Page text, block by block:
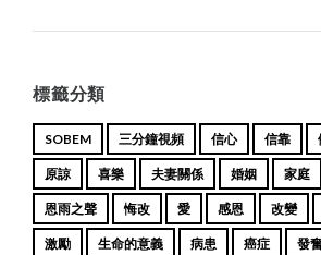
標籤分類
SOBEM 三分鐘視頻 信心 信靠
原諒 喜樂 夫妻關係 婚姻 家庭
恩雨之聲 悔改 愛 感恩 改變
激勵 生命的意義 病患 癌症 發